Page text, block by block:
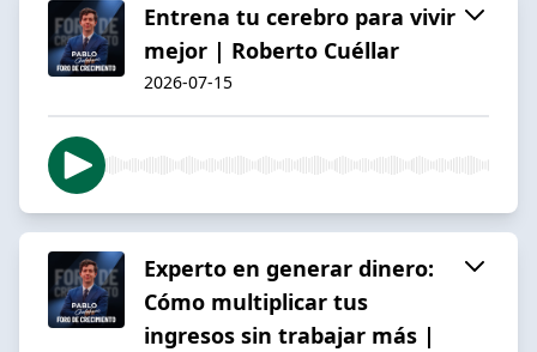
Entrena tu cerebro para vivir
mejor | Roberto Cuéllar
2026-07-15
Experto en generar dinero:
Cómo multiplicar tus
ingresos sin trabajar más |